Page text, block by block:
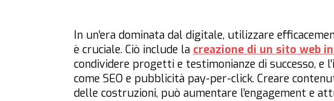
In un’era dominata dal digitale, utilizzare
è cruciale. Ciò include la creazione di un sito web
condividere progetti e testimonianze di successo, e
come SEO e pubblicità pay-per-click. Creare
delle costruzioni, può aumentare l’engagement e